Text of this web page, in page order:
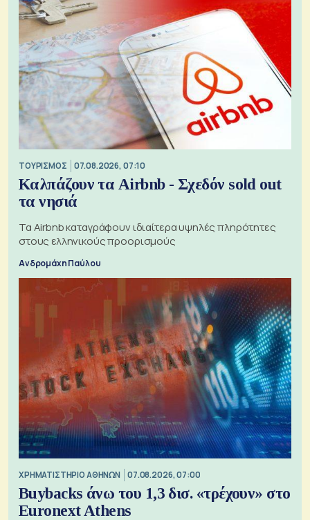
ΤΟΥΡΙΣΜΟΣ 07.08.2026, 07:10
Καλπάζουν τα Airbnb - Σχεδόν sold out
τα νησιά
Τα Airbnb καταγράφουν ιδιαίτερα υψηλές πληρότητες
στους ελληνικούς προορισμούς
Ανδρομάχη Παύλου
XΡΗΜΑΤΙΣΤΗΡΙΟ ΑΘΗΝΩΝ 07.08.2026, 07:00
Buybacks άνω του 1,3 δισ. «τρέχουν» στο
Euronext Athens